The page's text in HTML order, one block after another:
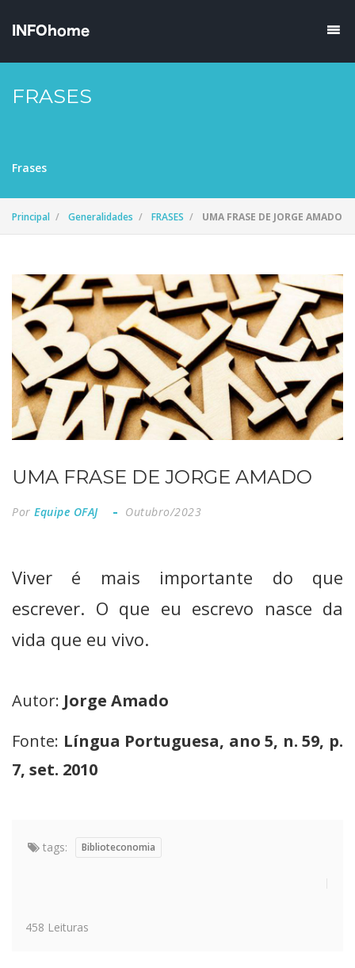
FRASES
Frases
Principal Generalidades FRASES UMA FRASE DE JORGE AMADO
UMA FRASE DE JORGE AMADO
Por Equipe OFAJ Outubro/2023
Viver é mais importante do que
escrever. O que eu escrevo nasce da
vida que eu vivo.
Autor: Jorge Amado
Fonte: Língua Portuguesa, ano 5, n. 59, p.
7, set. 2010
tags: Biblioteconomia
458 Leituras